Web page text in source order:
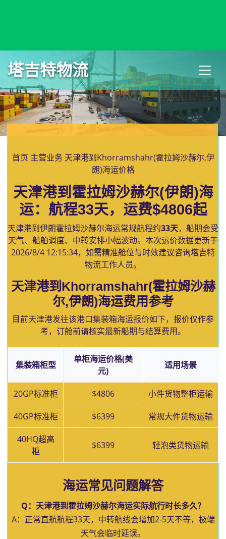
塔吉特物流
首页 主营业务 天津港到Khorramshahr(霍拉姆沙赫尔,伊
朗)海运价格
天津港到霍拉姆沙赫尔(伊朗)海
运：航程33天，运费$4806起
天津港到伊朗霍拉姆沙赫尔海运常规航程约33天，船期会受
天气、船舶调度、中转安排小幅波动。本次运价数据更新于
2026/8/4 12:15:34，如需精准舱位与时效建议咨询塔吉特
物流工作人员。
天津港到Khorramshahr(霍拉姆沙赫
尔,伊朗)海运费用参考
目前天津港发往该港口集装箱海运报价如下，报价仅作参
考，订舱前请核实最新船期与结算费用。
集装箱柜型
单柜海运价格(美
元)
适用场景
20GP标准柜 $4806 小件货物整柜运输
40GP标准柜 $6399 常规大件货物运输
40HQ超高
柜
$6399 轻泡类货物运输
海运常见问题解答
Q：天津港到霍拉姆沙赫尔海运实际航行时长多久？
A：正常直航航程33天，中转航线会增加2-5天不等，极端
天气会临时延误。